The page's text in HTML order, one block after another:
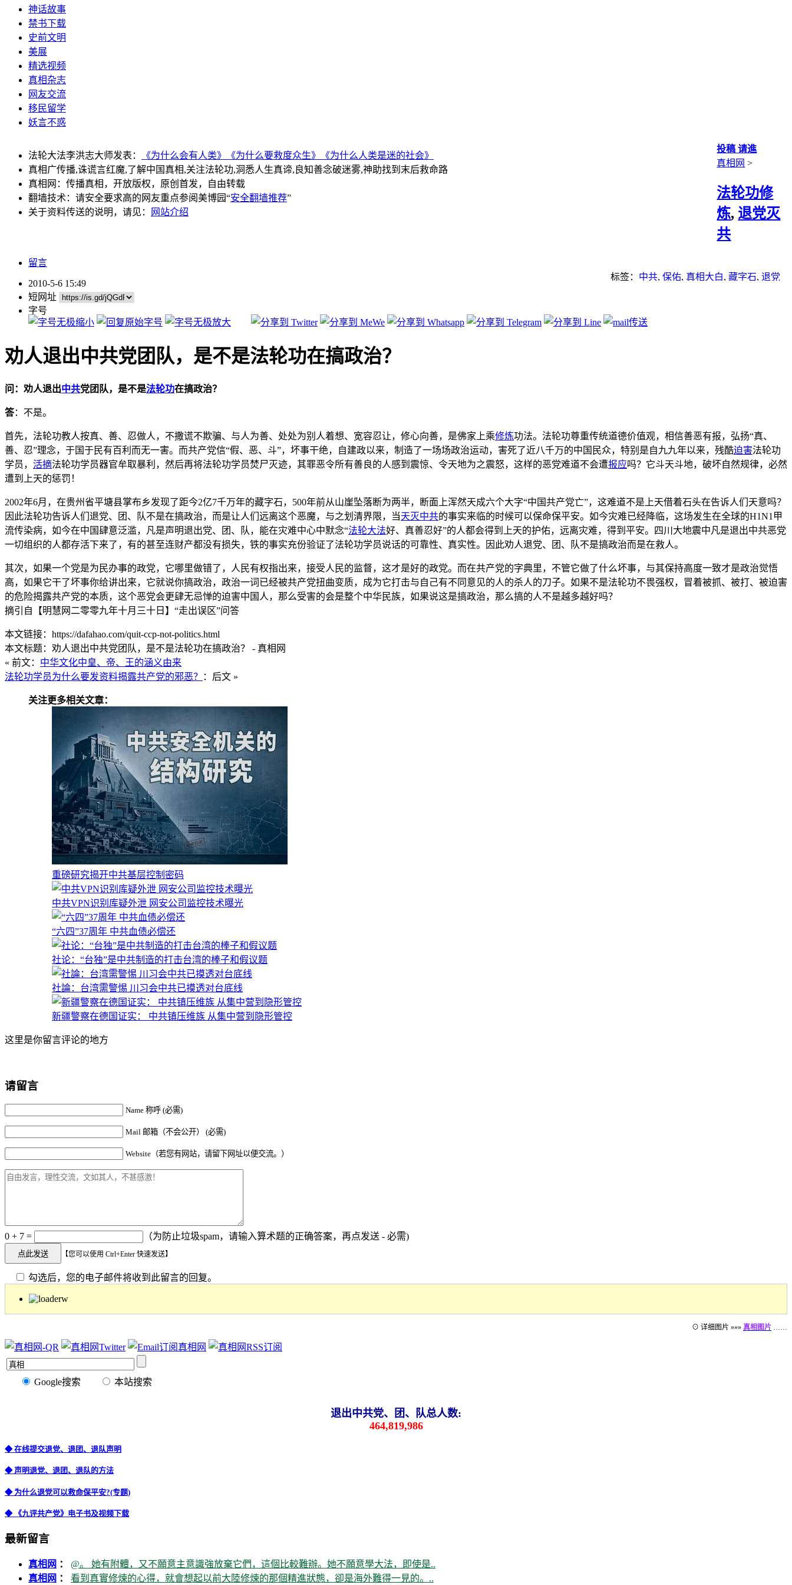
神话故事
禁书下载
史前文明
美展
精选视频
真相杂志
网友交流
移民留学
妖言不惑
法轮大法李洪志大师发表： 《为什么会有人类》 《为什么要救度众生》
《为什么人类是迷的社会》
真相广传播,诛谎言红魔,了解中国真相,关注法轮功,洞悉人生真谛,良知善念破迷雾,神助找到末后救命路
真相网：传播真相，开放版权，原创首发，自由转载
翻墙技术：请安全要求高的网友重点参阅美博园“安全翻墙推荐”
关于资料传送的说明，请见：
网站介绍
投稿 请進
真相网 >
法轮功修
炼, 退党灭
共
留言
标签： 中共, 保佑, 真相大白, 藏字石, 退党
2010-5-6 15:49
短网址
字号
劝人退出中共党团队，是不是法轮功在搞政治？
问：劝人退出中共党团队，是不是法轮功在搞政治？
答：不是。
首先，法轮功教人按真、善、忍做人，不撒谎不欺骗、与人为善、处处为别人着想、宽容忍让，修心向善，是佛家上乘修炼功法。法轮功尊重传统道德价值观，相信善恶有报，弘扬“真、
善、忍”理念，于国于民有百利而无一害。而共产党信“假、恶、斗”，坏事干绝，自建政以来，制造了一场场政治运动，害死了近八千万的中国民众，特别是自九九年以来，残酷迫害法轮功
学员， 活摘法轮功学员器官牟取暴利，然后再将法轮功学员焚尸灭迹，其罪恶令所有善良的人感到震惊、令天地为之震怒，这样的恶党难道不会遭报应吗？它斗天斗地，破坏自然规律，必然
遭到上天的惩罚！
2002年6月，在贵州省平塘县掌布乡发现了距今2亿7千万年的藏字石，500年前从山崖坠落断为两半，断面上浑然天成六个大字“中国共产党亡”，这难道不是上天借着石头在告诉人们天意吗？
因此法轮功告诉人们退党、团、队不是在搞政治，而是让人们远离这个恶魔，与之划清界限，当天灭中共的事实来临的时候可以保命保平安。如今灾难已经降临，这场发生在全球的H1N1甲
流传染病，如今在中国肆意泛滥，凡是声明退出党、团、队，能在灾难中心中默念“法轮大法好、真善忍好”的人都会得到上天的护佑，远离灾难，得到平安。四川大地震中凡是退出中共恶党
一切组织的人都存活下来了，有的甚至连财产都没有损失，铁的事实充份验证了法轮功学员说话的可靠性、真实性。因此劝人退党、团、队不是搞政治而是在救人。
其次，如果一个党是为民办事的政党，它哪里做错了，人民有权指出来，接受人民的监督，这才是好的政党。而在共产党的字典里，不管它做了什么坏事，与其保持高度一致才是政治觉悟
高，如果它干了坏事你给讲出来，它就说你搞政治，政治一词已经被共产党扭曲变质，成为它打击与自己有不同意见的人的杀人的刀子。如果不是法轮功不畏强权，冒着被抓、被打、被迫害
的危险揭露共产党的本质，这个恶党会更肆无忌惮的迫害中国人，那么受害的会是整个中华民族，如果说这是搞政治，那么搞的人不是越多越好吗？
摘引自【明慧网二零零九年十月三十日】“走出误区”问答
本文链接：https://dafahao.com/quit-ccp-not-politics.html
本文标题：劝人退出中共党团队，是不是法轮功在搞政治？ - 真相网
« 前文： 中华文化中皇、帝、王的涵义由来
法轮功学员为什么要发资料揭露共产党的邪恶？
：后文 »
关注更多相关文章：
重磅研究揭开中共基层控制密码
中共VPN识别库疑外泄 网安公司监控技术曝光
“六四”37周年 中共血债必偿还
社论：“台独”是中共制造的打击台湾的棒子和假议题
社論：台湾需警惕 川习会中共已摸透对台底线
新疆警察在德国证实： 中共镇压维族 从集中营到隐形管控
这里是你留言评论的地方
请留言
Name 称呼 (必需)
Mail 邮箱（不会公开） (必需)
Website（若您有网站，请留下网址以便交流。）
0 + 7 = （为防止垃圾spam，请输入算术题的正确答案，再点发送 - 必需)
【您可以使用 Ctrl+Enter 快速发送】
勾选后，您的电子邮件将收到此留言的回复。
⊙ 详细图片 »»» 真相图片 ……
Google搜索 本站搜索
退出中共党、团、队总人数:
464,819,986
◆ 在线提交退党、退团、退队声明
◆ 声明退党、退团、退队的方法
◆ 为什么退党可以救命保平安?(专题)
◆ 《九评共产党》电子书及视频下载
最新留言
真相网 ： @。 她有附體，又不願意主意識強放棄它們，這個比較難辦。她不願意學大法，即使是..
真相网 ： 看到真實修煉的心得，就會想起以前大陸修煉的那個精進狀態，卻是海外難得一見的。..